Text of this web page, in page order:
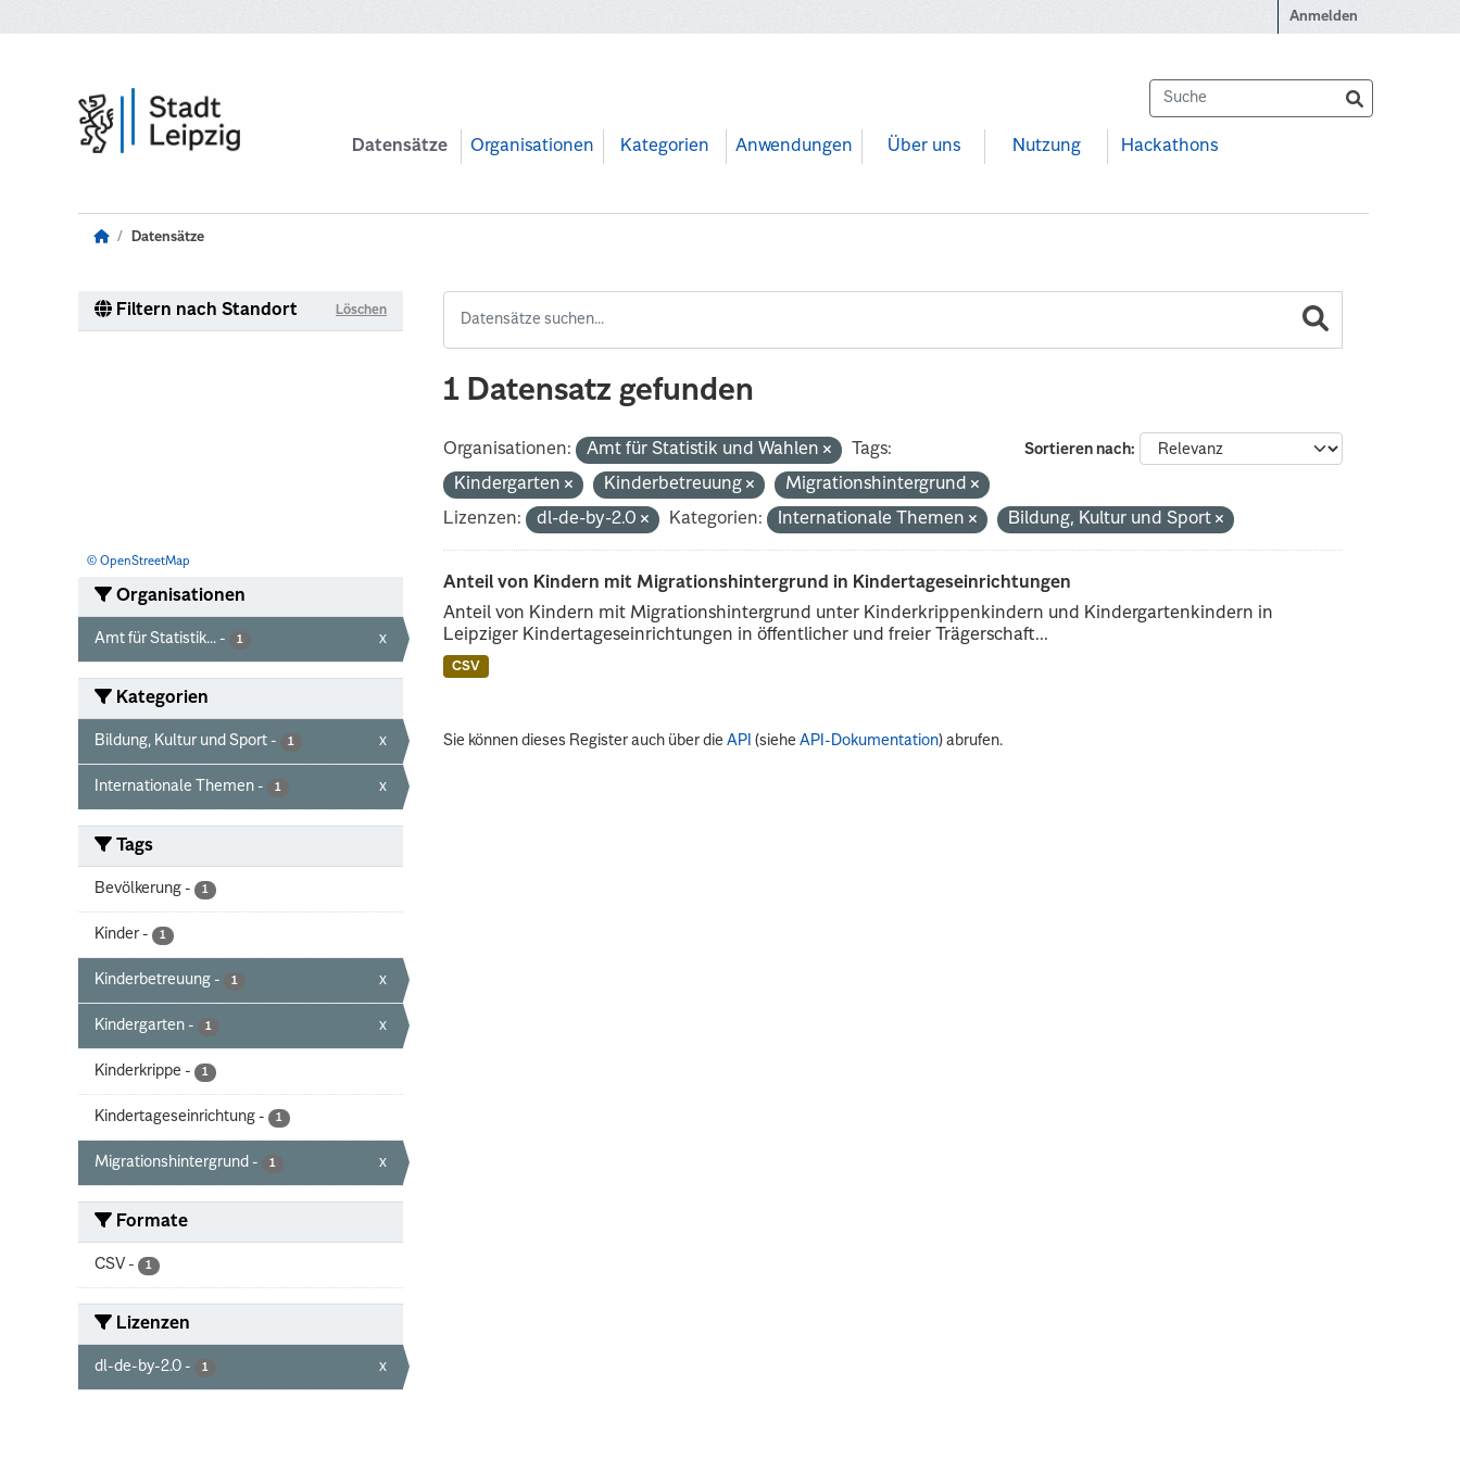
Anmelden
Datensätze Organisationen Kategorien Anwendungen Über uns Nutzung Hackathons
Datensätze
Filtern nach Standort Löschen
© OpenStreetMap
Organisationen
Amt für Statistik... - 1 x
Kategorien
Bildung, Kultur und Sport - 1 x
Internationale Themen - 1 x
Tags
Bevölkerung - 1
Kinder - 1
Kinderbetreuung - 1 x
Kindergarten - 1 x
Kinderkrippe - 1
Kindertageseinrichtung - 1
Migrationshintergrund - 1 x
Formate
CSV - 1
Lizenzen
dl-de-by-2.0 - 1 x
1 Datensatz gefunden
Sortieren nach
Organisationen: Amt für Statistik und Wahlen
Tags:
Kindergarten
Kinderbetreuung
Migrationshintergrund
Lizenzen:
dl-de-by-2.0 Kategorien: Internationale Themen Bildung, Kultur und Sport
Anteil von Kindern mit Migrationshintergrund in Kindertageseinrichtungen
Anteil von Kindern mit Migrationshintergrund unter Kinderkrippenkindern und Kindergartenkindern in
Leipziger Kindertageseinrichtungen in öffentlicher und freier Trägerschaft...
CSV
Sie können dieses Register auch über dieAPI (sieheAPI-Dokumentation) abrufen.